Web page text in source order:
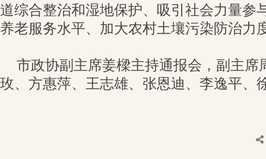
道综合整治和湿地保护、吸引社会力量参
养老服务水平、加大农村土壤污染防治力
市政协副主席姜樑主持通报会，副主席
玫、方惠萍、王志雄、张恩迪、李逸平、